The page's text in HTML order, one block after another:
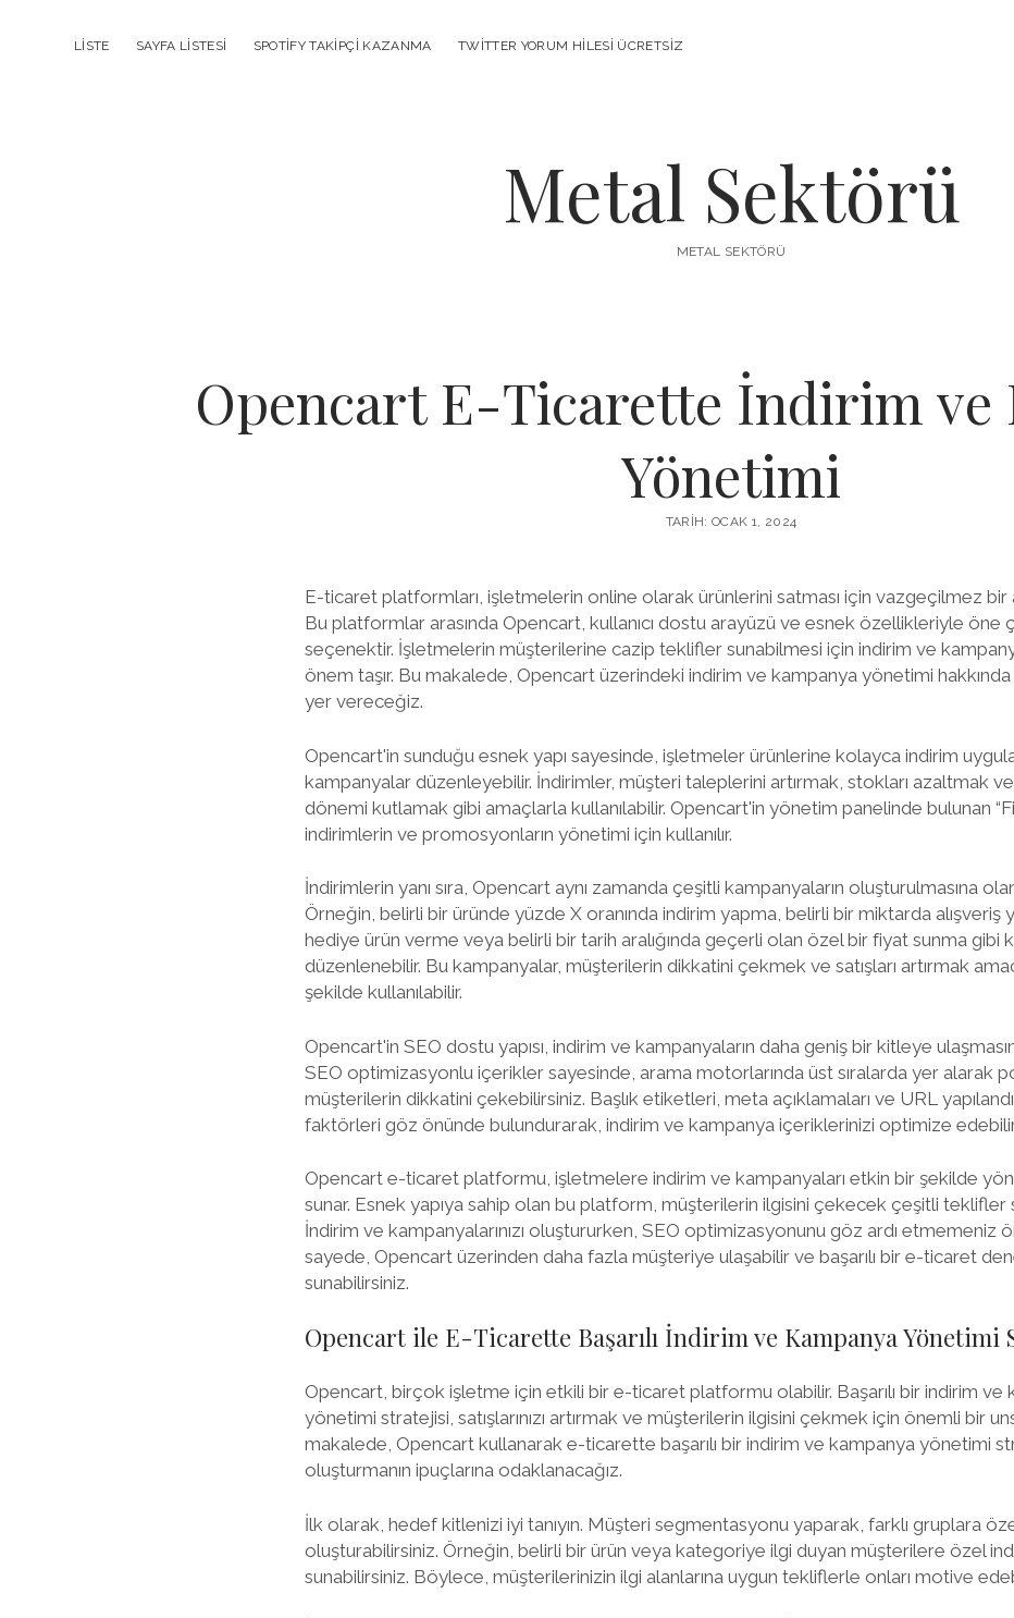
LISTE SAYFA LISTESI SPOTIFY TAKIPÇI KAZANMA TWITTER YORUM HILESI ÜCRETSIZ
Metal Sektörü
METAL SEKTÖRÜ
Opencart E-Ticarette İndirim ve
Yönetimi
TARIH: OCAK 1, 2024
E-ticaret platformları, işletmelerin online olarak ürünlerini satması için vazgeçilmez bir
Bu platformlar arasında Opencart, kullanıcı dostu arayüzü ve esnek özellikleriyle öne
seçenektir. İşletmelerin müşterilerine cazip teklifler sunabilmesi için indirim ve
önem taşır. Bu makalede, Opencart üzerindeki indirim ve kampanya yönetimi hakkında
yer vereceğiz.
Opencart'in sunduğu esnek yapı sayesinde, işletmeler ürünlerine kolayca indirim
kampanyalar düzenleyebilir. İndirimler, müşteri taleplerini artırmak, stokları azaltmak
dönemi kutlamak gibi amaçlarla kullanılabilir. Opencart'in yönetim panelinde bulunan
indirimlerin ve promosyonların yönetimi için kullanılır.
İndirimlerin yanı sıra, Opencart aynı zamanda çeşitli kampanyaların oluşturulmasına
Örneğin, belirli bir üründe yüzde X oranında indirim yapma, belirli bir miktarda alışveriş
hediye ürün verme veya belirli bir tarih aralığında geçerli olan özel bir fiyat sunma gibi
düzenlenebilir. Bu kampanyalar, müşterilerin dikkatini çekmek ve satışları artırmak
şekilde kullanılabilir.
Opencart'in SEO dostu yapısı, indirim ve kampanyaların daha geniş bir kitleye
SEO optimizasyonlu içerikler sayesinde, arama motorlarında üst sıralarda yer alarak
müşterilerin dikkatini çekebilirsiniz. Başlık etiketleri, meta açıklamaları ve URL
faktörleri göz önünde bulundurarak, indirim ve kampanya içeriklerinizi optimize
Opencart e-ticaret platformu, işletmelere indirim ve kampanyaları etkin bir şekilde
sunar. Esnek yapıya sahip olan bu platform, müşterilerin ilgisini çekecek çeşitli teklifler
İndirim ve kampanyalarınızı oluştururken, SEO optimizasyonunu göz ardı etmemeniz
sayede, Opencart üzerinden daha fazla müşteriye ulaşabilir ve başarılı bir e-ticaret
sunabilirsiniz.
Opencart ile E-Ticarette Başarılı İndirim ve Kampanya Yönetimi
Opencart, birçok işletme için etkili bir e-ticaret platformu olabilir. Başarılı bir indirim ve
yönetimi stratejisi, satışlarınızı artırmak ve müşterilerin ilgisini çekmek için önemli bir
makalede, Opencart kullanarak e-ticarette başarılı bir indirim ve kampanya yönetimi
oluşturmanın ipuçlarına odaklanacağız.
İlk olarak, hedef kitlenizi iyi tanıyın. Müşteri segmentasyonu yaparak, farklı gruplara
oluşturabilirsiniz. Örneğin, belirli bir ürün veya kategoriye ilgi duyan müşterilere özel
sunabilirsiniz. Böylece, müşterilerinizin ilgi alanlarına uygun tekliflerle onları motive